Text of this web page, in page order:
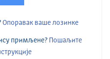
Опоравак ваше лозинке
примљене?
Пошаљите